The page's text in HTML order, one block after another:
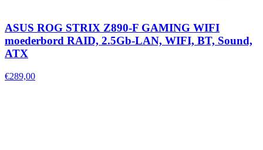
ASUS ROG STRIX Z890-F GAMING WIFI
moederbord RAID, 2.5Gb-LAN, WIFI, BT, Sound,
ATX
€289,00